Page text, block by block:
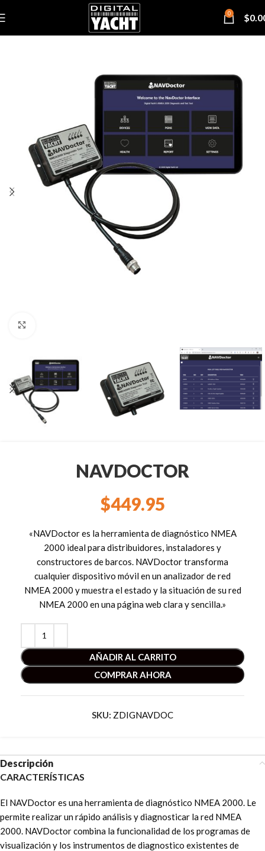
0 $
NAVDOCTOR
$449.95
«NAVDoctor es la herramienta de diagnóstico NMEA
2000 ideal para distribuidores, instaladores y
constructores de barcos. NAVDoctor transforma
cualquier dispositivo móvil en un analizador de red
NMEA 2000 y muestra el estado y la situación de su red
NMEA 2000 en una página web clara y sencilla.»
AÑADIR AL CARRITO
COMPRAR AHORA
SKU: ZDIGNAVDOC
Descripción
CARACTERÍSTICAS
El NAVDoctor es una herramienta de diagnóstico NMEA 2000. Le
permite realizar un rápido análisis y diagnosticar la red NMEA
2000. NAVDoctor combina la funcionalidad de los programas de
visualización y los instrumentos de diagnostico existentes de